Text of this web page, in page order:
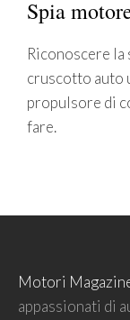
Spia
Riconoscere la
cruscotto auto
propulsore di
fare.
Motori
appassionati di